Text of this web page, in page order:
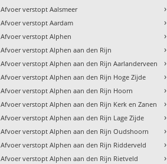
Afvoer verstopt Aalsmeer
Afvoer verstopt Aardam
Afvoer verstopt Alphen
Afvoer verstopt Alphen aan den Rijn
Afvoer verstopt Alphen aan den Rijn Aarlanderveen
Afvoer verstopt Alphen aan den Rijn Hoge Zijde
Afvoer verstopt Alphen aan den Rijn Hoorn
Afvoer verstopt Alphen aan den Rijn Kerk en Zanen
Afvoer verstopt Alphen aan den Rijn Lage Zijde
Afvoer verstopt Alphen aan den Rijn Oudshoorn
Afvoer verstopt Alphen aan den Rijn Ridderveld
Afvoer verstopt Alphen aan den Rijn Rietveld
›
›
›
›
›
›
›
›
›
›
›
›